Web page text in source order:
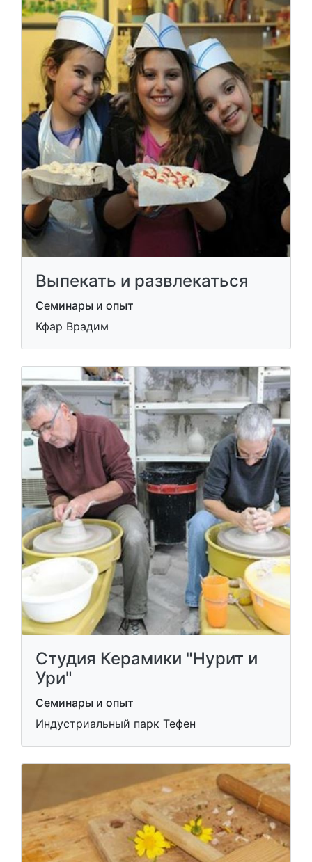
Выпекать и развлекаться
Семинары и опыт
Кфар Врадим
Студия Керамики "Нурит и
Ури"
Семинары и опыт
Индустриальный парк Тефен